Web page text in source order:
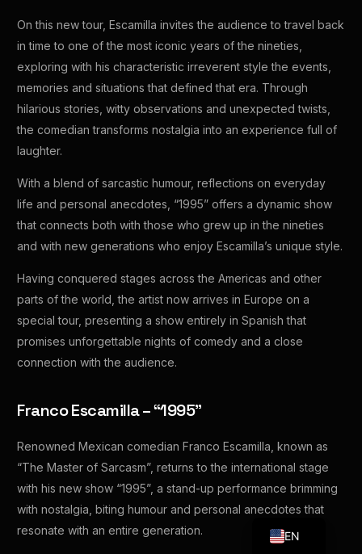
On this new tour, Escamilla invites the audience to travel back
in time to one of the most iconic years of the nineties,
exploring with his characteristic irreverent style the events,
memories and situations that defined that era. Through
hilarious stories, witty observations and unexpected twists,
the comedian transforms nostalgia into an experience full of
laughter.
With a blend of sarcastic humour, reflections on everyday
life and personal anecdotes, “1995” offers a dynamic show
that connects both with those who grew up in the nineties
and with new generations who enjoy Escamilla’s unique style.
Having conquered stages across the Americas and other
parts of the world, the artist now arrives in Europe on a
special tour, presenting a show entirely in Spanish that
promises unforgettable nights of comedy and a close
connection with the audience.
Franco Escamilla – “1995”
Renowned Mexican comedian Franco Escamilla, known as
“The Master of Sarcasm”, returns to the international stage
with his new show “1995”, a stand-up performance brimming
with nostalgia, biting humour and personal anecdotes that
resonate with an entire generation.
EN